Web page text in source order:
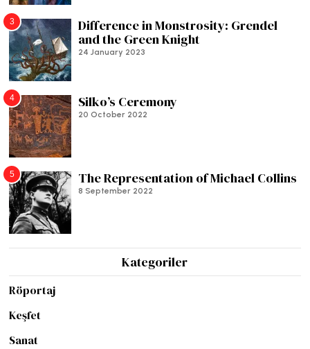
3
Difference in Monstrosity: Grendel
and the Green Knight
24 January 2023
4 Silko’s Ceremony
20 October 2022
5 The Representation of Michael Collins
8 September 2022
Kategoriler
Röportaj
Keşfet
Sanat